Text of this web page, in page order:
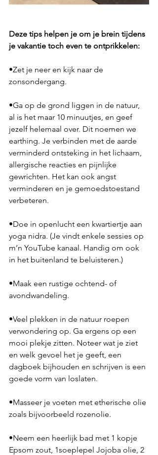
Deze tips helpen je om je brein tijdens
je vakantie toch even te ontprikkelen:
•Zet je neer en kijk naar de
zonsondergang.
•Ga op de grond liggen in de natuur,
al is het maar 10 minuutjes, en geef
jezelf helemaal over. Dit noemen we
earthing. Je verbinden met de aarde
verminderd ontsteking in het lichaam,
allergische reacties en pijnlijke
gewrichten. Het kan ook angst
verminderen en je gemoedstoestand
verbeteren.
•Doe in openlucht een kwartiertje aan
yoga nidra. (Je vindt enkele sessies op
m’n YouTube kanaal. Handig om ook
in het buitenland te beluisteren.)
•Maak een rustige ochtend- of
avondwandeling.
•Veel plekken in de natuur roepen
verwondering op. Ga ergens op een
mooi plekje zitten. Noteer wat je ziet
en welk gevoel het je geeft, een
dagboek bijhouden en schrijven is een
goede vorm van loslaten.
•Masseer je voeten met etherische olie
zoals bijvoorbeeld rozenolie.
•Neem een heerlijk bad met 1 kopje
Epsom zout, 1soeplepel Jojoba olie, 2